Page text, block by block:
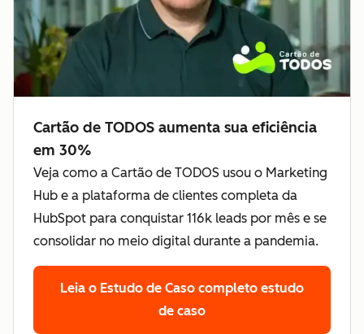
Cartão de TODOS aumenta sua eficiência
em 30%
Veja como a Cartão de TODOS usou o Marketing
Hub e a plataforma de clientes completa da
HubSpot para conquistar 116k leads por mês e se
consolidar no meio digital durante a pandemia.
Leia o Estudo de Caso completo estudo
de caso